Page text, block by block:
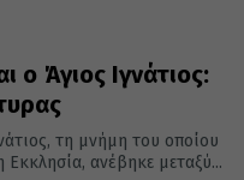
ο Άγιος Ιγνάτιος:
τη μνήμη του οποίου
Εκκλησία, ανέβηκε μεταξύ...